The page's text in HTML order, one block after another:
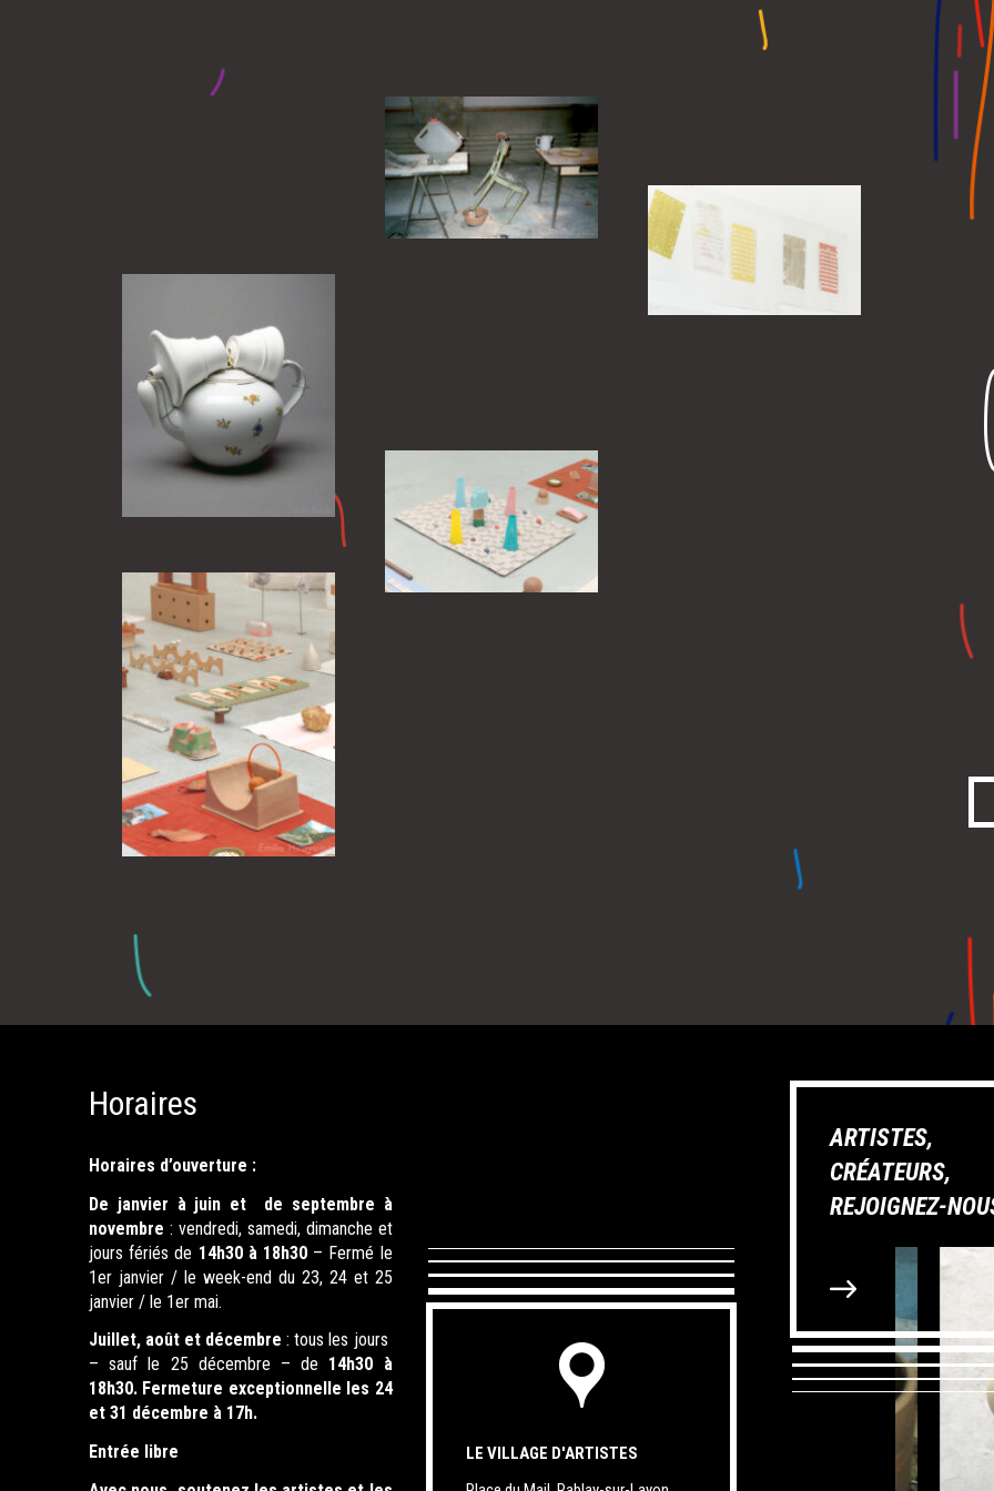
Horaires
Horaires d’ouverture :
De janvier à juin et de septembre à
novembre : vendredi, samedi, dimanche et
jours fériés de 14h30 à 18h30– Fermé le
1er janvier / le week-end du 23, 24 et 25
janvier / le 1er mai.
Juillet, août et décembre : tous les jours
– sauf le 25 décembre – de 14h30 à
18h30. Fermeture exceptionnelle les 24
et 31 décembre à 17h.
Entrée libre
LE VILLAGE D'ARTISTES
ARTISTES,
CRÉATEURS,
REJOIGNEZ-